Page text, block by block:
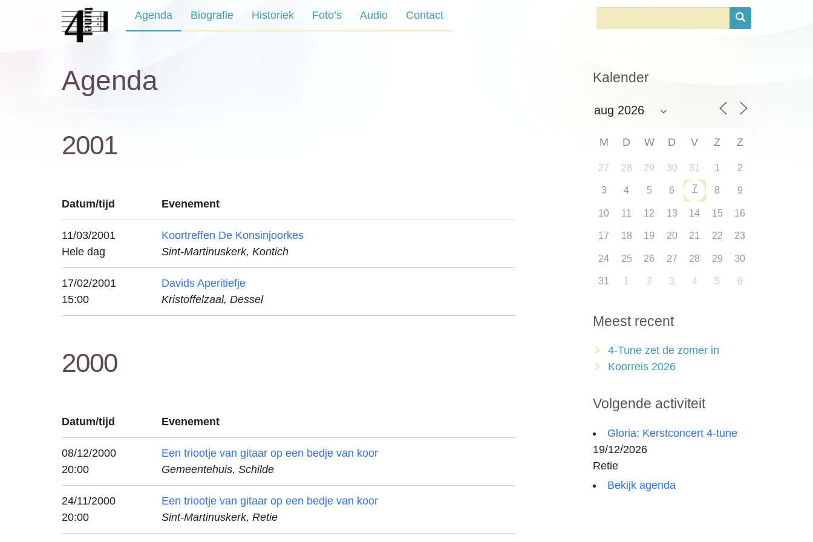
Naar
de
inhoud
Agenda Biografie Historiek Foto’s Audio Contact
Agenda
2001
Datum/tijd Evenement
11/03/2001
Hele dag
Koortreffen De Konsinjoorkes
Sint-Martinuskerk, Kontich
17/02/2001
15:00
Davids Aperitiefje
Kristoffelzaal, Dessel
2000
Datum/tijd Evenement
08/12/2000
20:00
Een triootje van gitaar op een bedje van koor
Gemeentehuis, Schilde
24/11/2000
20:00
Een triootje van gitaar op een bedje van koor
Sint-Martinuskerk, Retie
Kalender
M D W D V Z Z
27 28 29 30 31 1 2
3 4 5 6 7 8 9
10 11 12 13 14 15 16
17 18 19 20 21 22 23
24 25 26 27 28 29 30
31 1 2 3 4 5 6
Meest recent
4-Tune zet de zomer in
Koorreis 2026
Volgende activiteit
Gloria: Kerstconcert 4-tune
19/12/2026
Retie
Bekijk agenda